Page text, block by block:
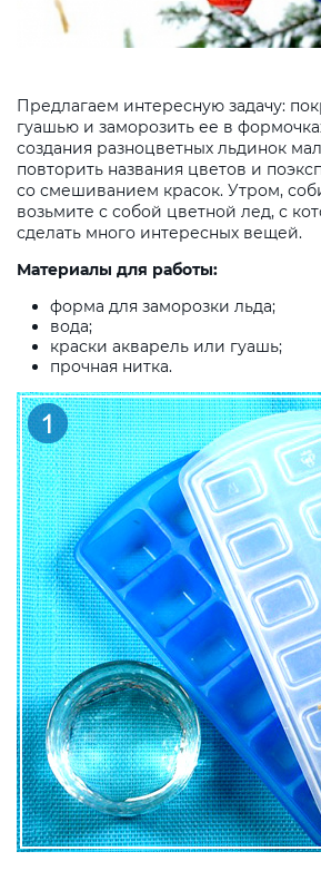
Предлагаем интересную задачу:
гуашью и заморозить ее в
создания разноцветных льдинок
повторить названия цветов и
со смешиванием красок. Утром,
возьмите с собой цветной лед, с
сделать много интересных вещей.
Материалы для работы:
форма для заморозки льда;
вода;
краски акварель или гуашь;
прочная нитка.